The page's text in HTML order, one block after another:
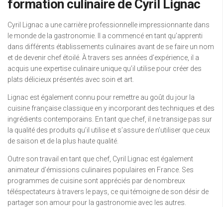
formation culinaire de Cyril Lignac
Cyril Lignac a une carrière professionnelle impressionnante dans
le monde de la gastronomie. Il a commencé en tant qu’apprenti
dans différents établissements culinaires avant de se faire un nom
et de devenir chef étoilé. À travers ses années d’expérience, il a
acquis une expertise culinaire unique qu’il utilise pour créer des
plats délicieux présentés avec soin et art.
Lignac est également connu pour remettre au goût du jour la
cuisine française classique en y incorporant des techniques et des
ingrédients contemporains. En tant que chef, il ne transige pas sur
la qualité des produits qu’il utilise et s’assure de n’utiliser que ceux
de saison et de la plus haute qualité.
Outre son travail en tant que chef, Cyril Lignac est également
animateur d’émissions culinaires populaires en France. Ses
programmes de cuisine sont appréciés par de nombreux
téléspectateurs à travers le pays, ce qui témoigne de son désir de
partager son amour pour la gastronomie avec les autres.